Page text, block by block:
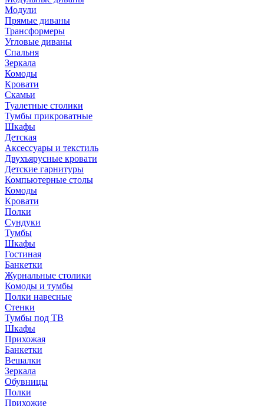
Модули
Прямые диваны
Трансформеры
Угловые диваны
Спальня
Зеркала
Комоды
Кровати
Скамьи
Туалетные столики
Тумбы прикроватные
Шкафы
Детская
Аксессуары и текстиль
Двухъярусные кровати
Детские гарнитуры
Компьютерные столы
Комоды
Кровати
Полки
Сундуки
Тумбы
Шкафы
Гостиная
Банкетки
Журнальные столики
Комоды и тумбы
Полки навесные
Стенки
Тумбы под ТВ
Шкафы
Прихожая
Банкетки
Вешалки
Зеркала
Обувницы
Полки
Прихожие